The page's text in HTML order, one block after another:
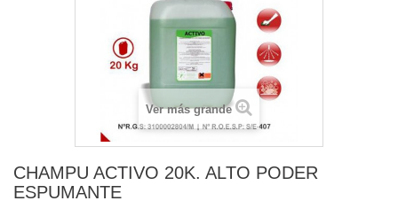
Ver más grande
CHAMPU ACTIVO 20K. ALTO PODER
ESPUMANTE